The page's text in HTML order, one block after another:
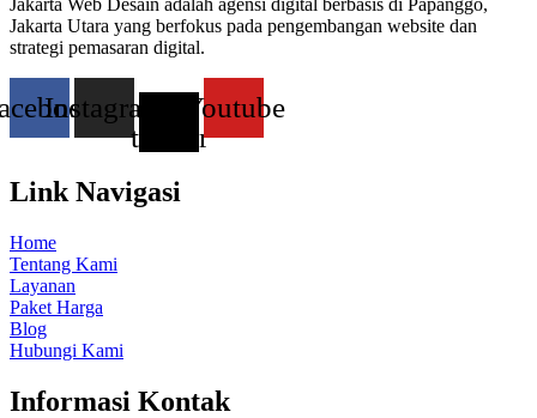
Jakarta Utara yang berfokus pada pengembangan website dan
strategi pemasaran digital.
Instagram
twitter
Youtube
Link Navigasi
Home
Tentang Kami
Layanan
Paket Harga
Blog
Hubungi Kami
Informasi Kontak